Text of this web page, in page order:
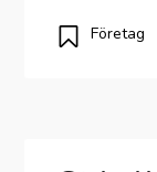
Företag